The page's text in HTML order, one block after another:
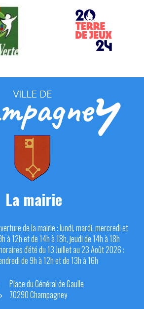
La mairie
de la mairie : lundi, mardi, mercredi et
à 12h et de 14h à 18h, jeudi de 14h à 18h
d'été du 13 Juillet au 23 Août 2026 :
de 9h à 12h et de 13h à 16h
Place du Général de Gaulle
70290 Champagney